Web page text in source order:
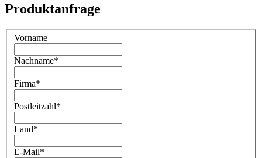
Produktanfrage
Vorname
Nachname*
Firma*
Postleitzahl*
Land*
E-Mail*